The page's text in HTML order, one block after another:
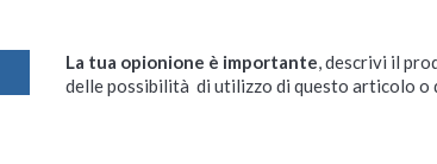
La tua opionione è importante, descrivi il
delle possibilità di utilizzo di questo articolo o